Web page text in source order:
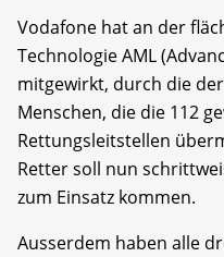
Vodafone hat an der
Technologie AML
mitgewirkt, durch die
Menschen, die die 112
Rettungsleitstellen
Retter soll nun
zum Einsatz kommen.
Ausserdem haben alle